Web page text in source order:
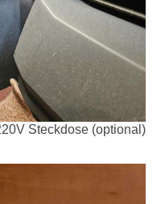
Steckdose (optional)